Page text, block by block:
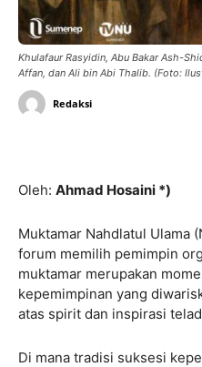
Khulafaur Rasyidin, Abu Bakar Ash-
Affan, dan Ali bin Abi Thalib. (Foto:
Redaksi
Oleh: Ahmad Hosaini *)
Muktamar Nahdlatul Ulama
forum memilih pemimpin
muktamar merupakan
kepemimpinan yang
atas spirit dan inspirasi
Di mana tradisi suksesi